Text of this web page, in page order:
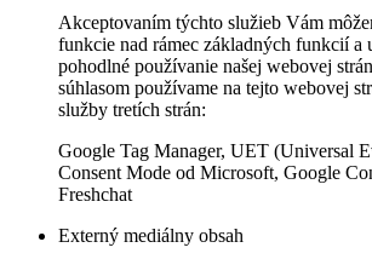
Akceptovaním týchto služieb Vám
funkcie nad rámec základných funkcií
pohodlné používanie našej webovej
súhlasom používame na tejto webovej
služby tretích strán:
Google Tag Manager, UET (Universal
Consent Mode od Microsoft, Google
Freshchat
Externý mediálny obsah